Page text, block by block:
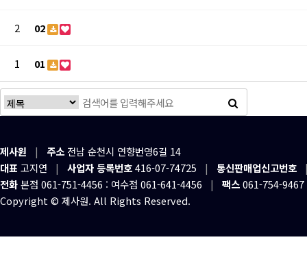
2 02
1 01
제사원 | 주소 전남 순천시 연향번영6길 14
대표 고지연 | 사업자 등록번호416-07-74725 | 통신판매업신고번호
전화본점 061-751-4456 : 여수점 061-641-4456 | 팩스061-754-9467
Copyright © 제사원. All Rights Reserved.